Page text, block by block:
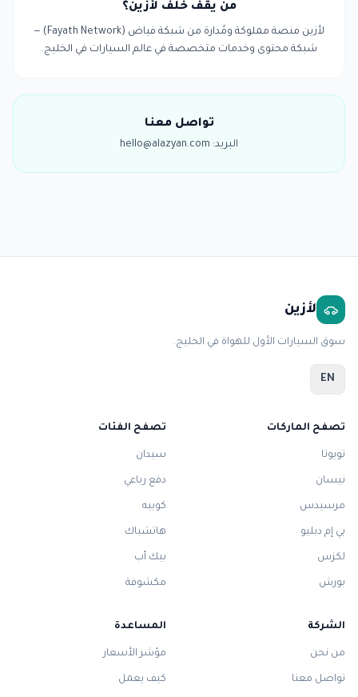
من يقف خلف لأزين؟
لأزين منصة مملوكة ومُدارة من شبكة فياض (Fayath Network) —
شبكة محتوى وخدمات متخصصة في عالم السيارات في الخليج.
تواصل معنا
البريد: hello@alazyan.com
لأزين
سوق السيارات الأول للهواة في الخليج.
EN
تصفح الماركات
تويوتا
نيسان
مرسيدس
بي إم دبليو
لكزس
بورش
تصفح الفئات
سيدان
دفع رباعي
كوبيه
هاتشباك
بيك أب
مكشوفة
الشركة
من نحن
تواصل معنا
المساعدة
مؤشر الأسعار
كيف يعمل